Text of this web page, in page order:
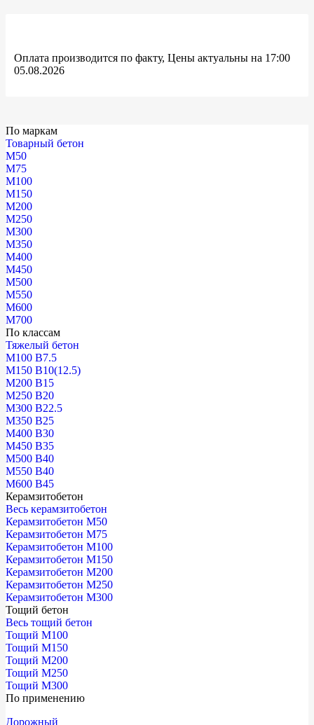
Оплата производится по факту, Цены актуальны на 17:00
05.08.2026
По маркам
Товарный бетон
М50
М75
М100
М150
М200
М250
М300
М350
М400
М450
М500
М550
М600
М700
По классам
Тяжелый бетон
М100 В7.5
М150 В10(12.5)
М200 В15
М250 В20
М300 В22.5
М350 В25
М400 В30
М450 В35
М500 В40
М550 В40
М600 В45
Керамзитобетон
Весь керамзитобетон
Керамзитобетон М50
Керамзитобетон М75
Керамзитобетон М100
Керамзитобетон М150
Керамзитобетон М200
Керамзитобетон М250
Керамзитобетон М300
Тощий бетон
Весь тощий бетон
Тощий М100
Тощий М150
Тощий М200
Тощий М250
Тощий М300
По применению
Дорожный